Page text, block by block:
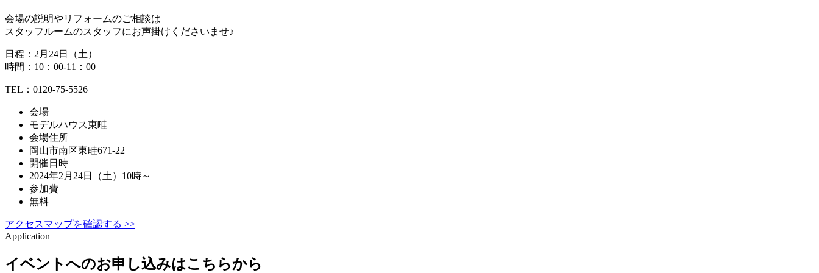
会場の説明やリフォームのご相談は
スタッフルームのスタッフにお声掛けくださいませ♪
日程：2月24日（土）
時間：10：00-11：00
TEL：0120-75-5526
会場
モデルハウス東畦
会場住所
岡山市南区東畦671-22
開催日時
2024年2月24日（土）10時～
参加費
無料
アクセスマップを確認する >>
Application
イベントへのお申し込みはこちらから